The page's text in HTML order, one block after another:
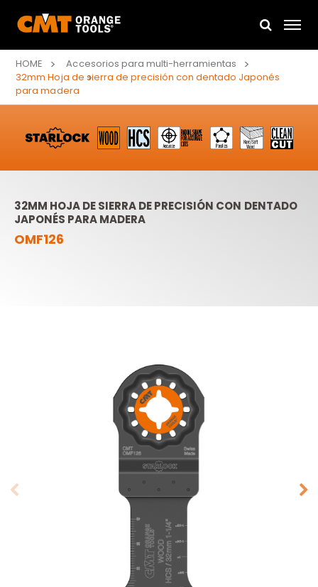
HOME
Accesorios para multi-herramientas
32mm Hoja de sierra de precisión con dentado Japonés
para madera
32MM HOJA DE SIERRA DE PRECISIÓN CON DENTADO
JAPONÉS PARA MADERA
OMF126